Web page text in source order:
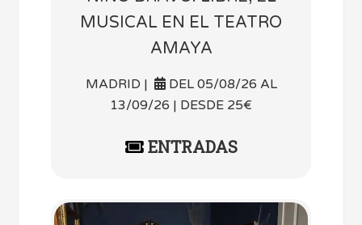
MUSICAL EN EL TEATRO
AMAYA
MADRID |
DEL 05/08/26 AL
13/09/26 | DESDE 25€
ENTRADAS